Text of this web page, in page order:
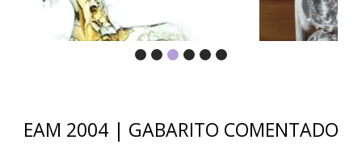
EAM 2004 | GABARITO COMENTADO